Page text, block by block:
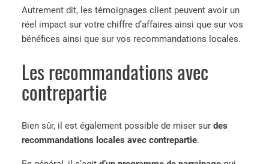
Autrement dit, les témoignages client peuvent avoir un
réel impact sur votre chiffre d’affaires ainsi que sur vos
bénéfices ainsi que sur vos recommandations locales.
Les recommandations avec
contrepartie
Bien sûr, il est également possible de miser sur des
recommandations locales avec contrepartie.